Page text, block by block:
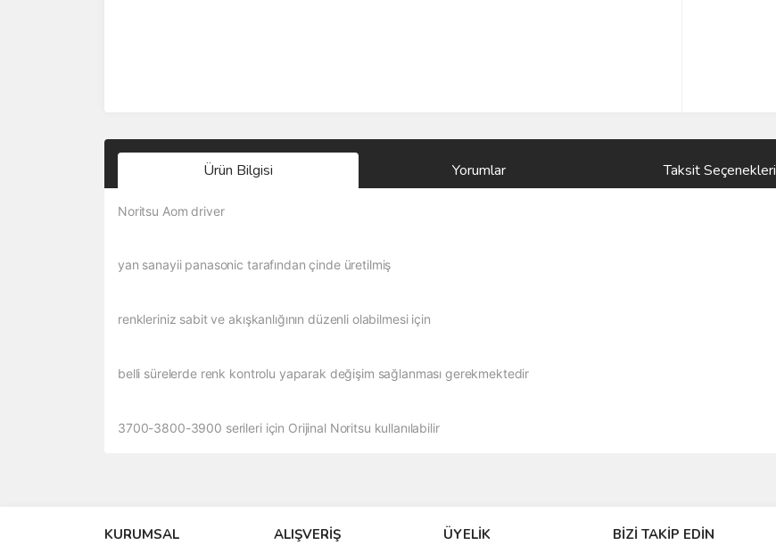
Ürün Bilgisi Yorumlar Taksit Seçenekleri
Noritsu Aom driver
yan sanayii panasonic tarafından çinde üretilmiş
renkleriniz sabit ve akışkanlığının düzenli olabilmesi için
belli sürelerde renk kontrolu yaparak değişim sağlanması gerekmektedir
3700-3800-3900 serileri için Orijinal Noritsu kullanılabilir
Ürün resmi kalitesiz, bozuk veya görüntülenemiyor.
KURUMSAL ALIŞVERİŞ ÜYELİK BİZİ TAKİP EDİN